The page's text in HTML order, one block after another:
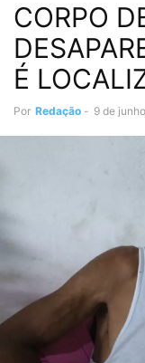
CORPO
É
Por Redação - 9 de